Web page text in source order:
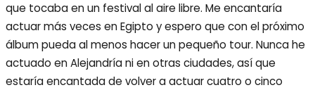
que tocaba en un festival al aire libre. Me encantaría
actuar más veces en Egipto y espero que con el próximo
álbum pueda al menos hacer un pequeño tour. Nunca he
actuado en Alejandría ni en otras ciudades, así que
estaría encantada de volver a actuar cuatro o cinco